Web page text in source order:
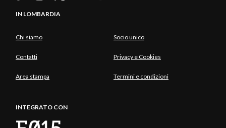
IN LOMBARDIA
Chi siamo Socio unico
Contatti Privacy e Cookies
Area stampa Termini e condizioni
INTEGRATO CON